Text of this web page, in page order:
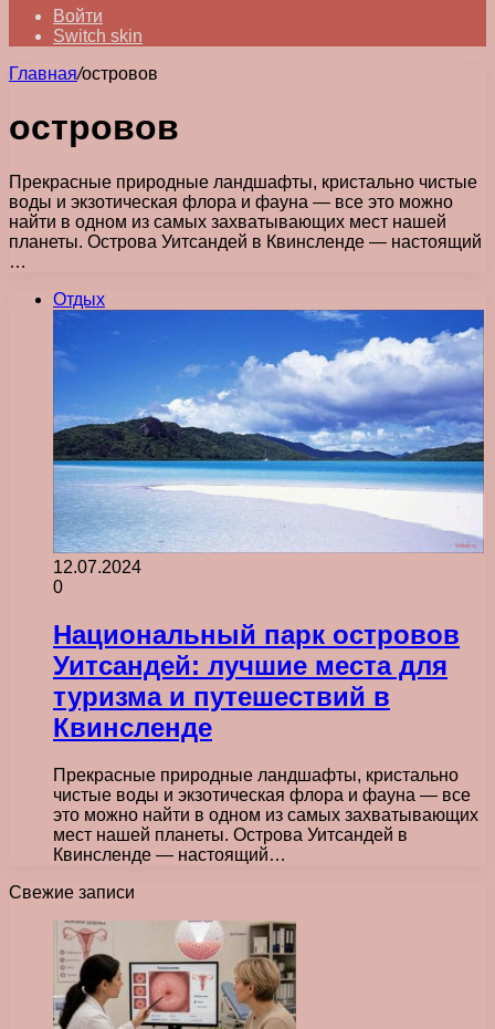
Войти
Switch skin
Главная/островов
островов
Прекрасные природные ландшафты, кристально чистые
воды и экзотическая флора и фауна — все это можно
найти в одном из самых захватывающих мест нашей
планеты. Острова Уитсандей в Квинсленде — настоящий
…
Отдых
12.07.2024
0
Национальный парк островов
Уитсандей: лучшие места для
туризма и путешествий в
Квинсленде
Прекрасные природные ландшафты, кристально
чистые воды и экзотическая флора и фауна — все
это можно найти в одном из самых захватывающих
мест нашей планеты. Острова Уитсандей в
Квинсленде — настоящий…
Свежие записи